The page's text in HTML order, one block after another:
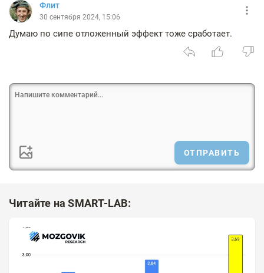
Флит
30 сентября 2024, 15:06
Думаю по сипе отложенный эффект тоже сработает.
ОТПРАВИТЬ
Читайте на SMART-LAB: